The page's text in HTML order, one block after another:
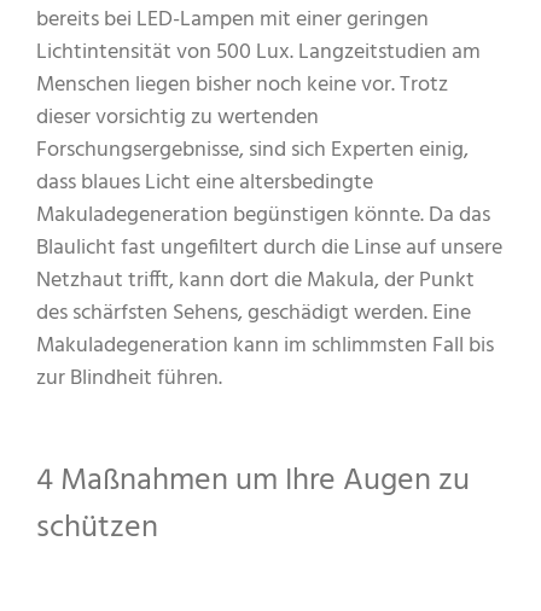
bereits bei LED-Lampen mit einer geringen
Lichtintensität von 500 Lux. Langzeitstudien am
Menschen liegen bisher noch keine vor. Trotz
dieser vorsichtig zu wertenden
Forschungsergebnisse, sind sich Experten einig,
dass blaues Licht eine altersbedingte
Makuladegeneration begünstigen könnte. Da das
Blaulicht fast ungefiltert durch die Linse auf unsere
Netzhaut trifft, kann dort die Makula, der Punkt
des schärfsten Sehens, geschädigt werden. Eine
Makuladegeneration kann im schlimmsten Fall bis
zur Blindheit führen.
4 Maßnahmen um Ihre Augen zu
schützen